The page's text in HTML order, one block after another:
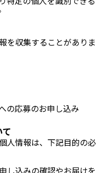
を収集することがありま
の応募のお申し込み
人情報は、下記目的の必
し込みの確認やお届けを